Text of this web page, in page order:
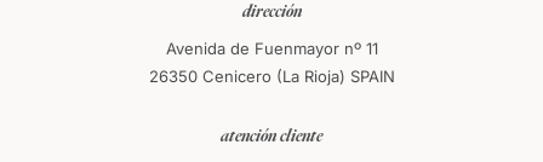
dirección
Avenida de Fuenmayor nº 11
26350 Cenicero (La Rioja) SPAIN
atención cliente